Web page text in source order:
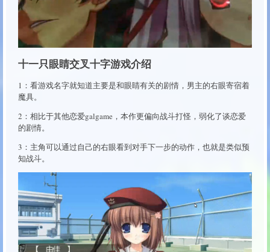
十一只眼睛交叉十字游戏介绍
1：看游戏名字就知道主要是和眼睛有关的剧情，男主的右眼寄宿着
魔具。
2：相比于其他恋爱galgame，本作更偏向战斗打怪，弱化了谈恋爱
的剧情。
3：主角可以通过自己的右眼看到对手下一步的动作，也就是类似预
知战斗。